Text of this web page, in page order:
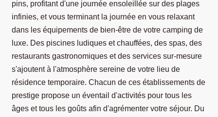
pins, profitant d'une journée ensoleillée sur des plages
infinies, et vous terminant la journée en vous relaxant
dans les équipements de bien-être de votre camping de
luxe. Des piscines ludiques et chauffées, des spas, des
restaurants gastronomiques et des services sur-mesure
s'ajoutent à l'atmosphère sereine de votre lieu de
résidence temporaire. Chacun de ces établissements de
prestige propose un éventail d'activités pour tous les
âges et tous les goûts afin d'agrémenter votre séjour. Du